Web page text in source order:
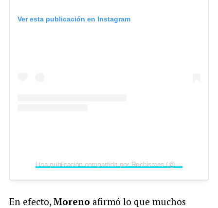
Ver esta publicación en Instagram
Una publicación compartida por Rechismes (@rechismes)
En efecto, Moreno afirmó lo que muchos